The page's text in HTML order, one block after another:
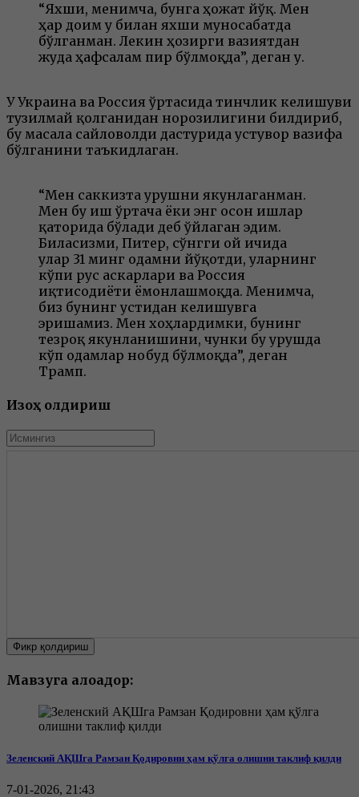
“Яхши, менимча, бунга ҳожат йўқ. Мен
ҳар доим у билан яхши муносабатда
бўлганман. Лекин ҳозирги вазиятдан
жуда ҳафсалам пир бўлмоқда”, деган у.
У Украина ва Россия ўртасида тинчлик келишуви
тузилмай қолганидан норозилигини билдириб,
бу масала сайловолди дастурида устувор вазифа
бўлганини таъкидлаган.
“Мен саккизта урушни якунлаганман.
Мен бу иш ўртача ёки энг осон ишлар
қаторида бўлади деб ўйлаган эдим.
Биласизми, Питер, сўнгги ой ичида
улар 31 минг одамни йўқотди, уларнинг
кўпи рус аскарлари ва Россия
иқтисодиёти ёмонлашмоқда. Менимча,
биз бунинг устидан келишувга
эришамиз. Мен хоҳлардимки, бунинг
тезроқ якунланишини, чунки бу урушда
кўп одамлар нобуд бўлмоқда”, деган
Трамп.
Изоҳ қолдириш
Фикр қолдириш
Мавзуга алоқадор:
Зеленский АҚШга Рамзан Қодировни ҳам қўлга олишни таклиф қилди
7-01-2026, 21:43